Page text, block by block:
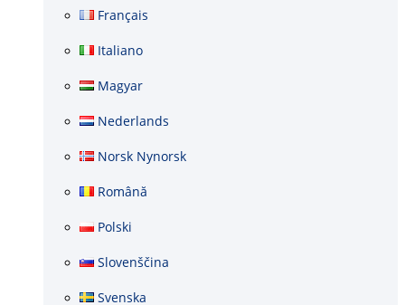
Français
Italiano
Magyar
Nederlands
Norsk Nynorsk
Română
Polski
Slovenščina
Svenska